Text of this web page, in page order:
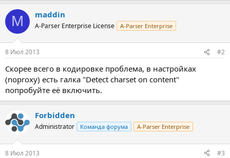
M maddin
A-Parser Enterprise License A-Parser Enterprise
8 Июл 2013 #2
Скорее всего в кодировке проблема, в настройках
(noproxy) есть галка "Detect charset on content"
попробуйте её включить.
Forbidden
Administrator Команда форума A-Parser Enterprise
8 Июл 2013 #3